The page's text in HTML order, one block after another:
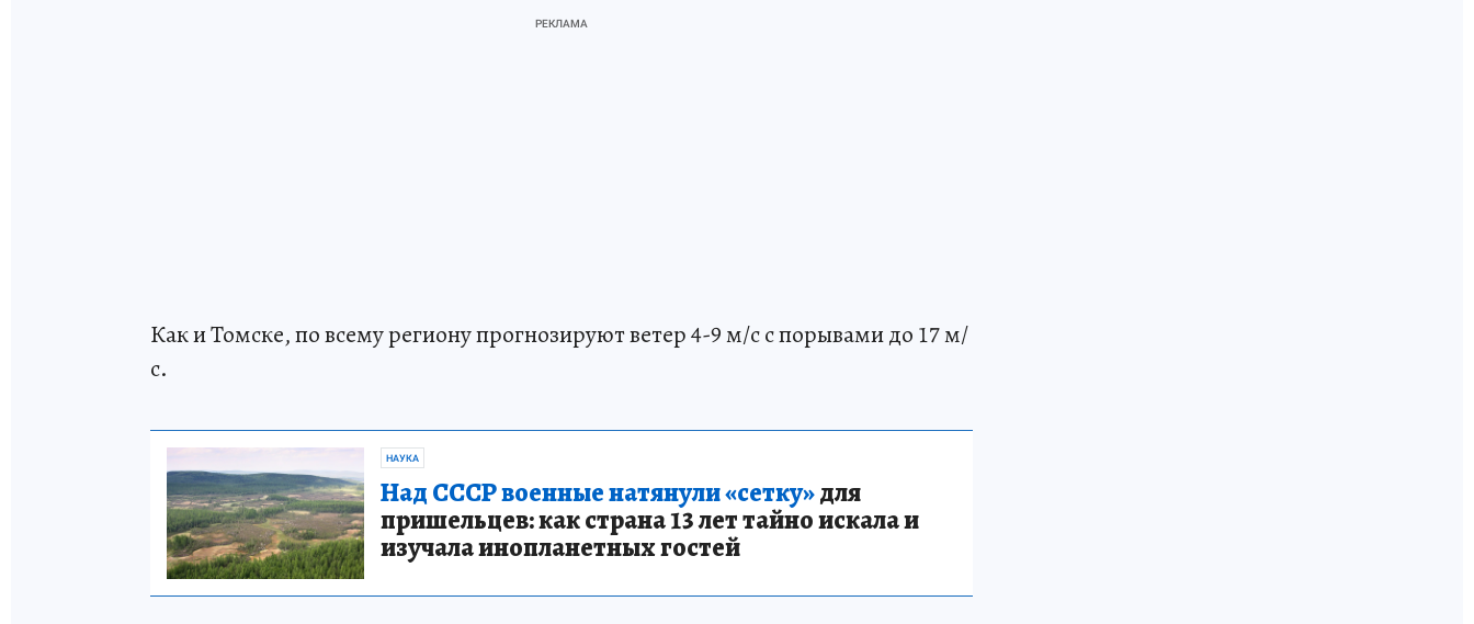
Как и Томске, по всему региону прогнозируют ветер 4-9 м/с с порывами до 17 м/
с.
НАУКА
Над СССР военные натянули «сетку»для
пришельцев: как страна 13 лет тайно искала и
изучала инопланетных гостей